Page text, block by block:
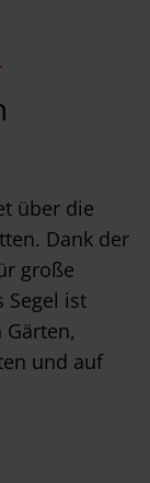
über die
Dank der
große
Segel ist
und auf